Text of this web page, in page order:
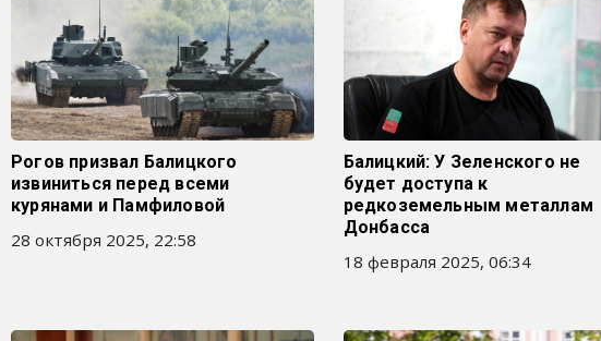
Рогов призвал Балицкого
извиниться перед всеми
курянами и Памфиловой
28 октября 2025, 22:58
Балицкий: У Зеленского не
будет доступа к
редкоземельным металлам
Донбасса
18 февраля 2025, 06:34